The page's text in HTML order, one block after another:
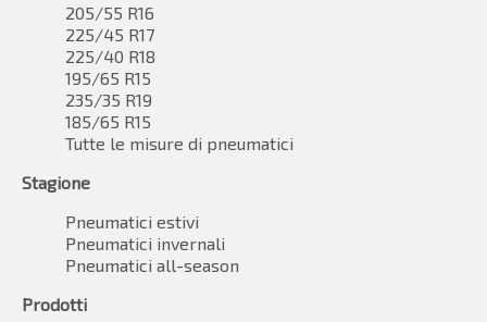
205/55 R16
225/45 R17
225/40 R18
195/65 R15
235/35 R19
185/65 R15
Tutte le misure di pneumatici
Stagione
Pneumatici estivi
Pneumatici invernali
Pneumatici all-season
Prodotti